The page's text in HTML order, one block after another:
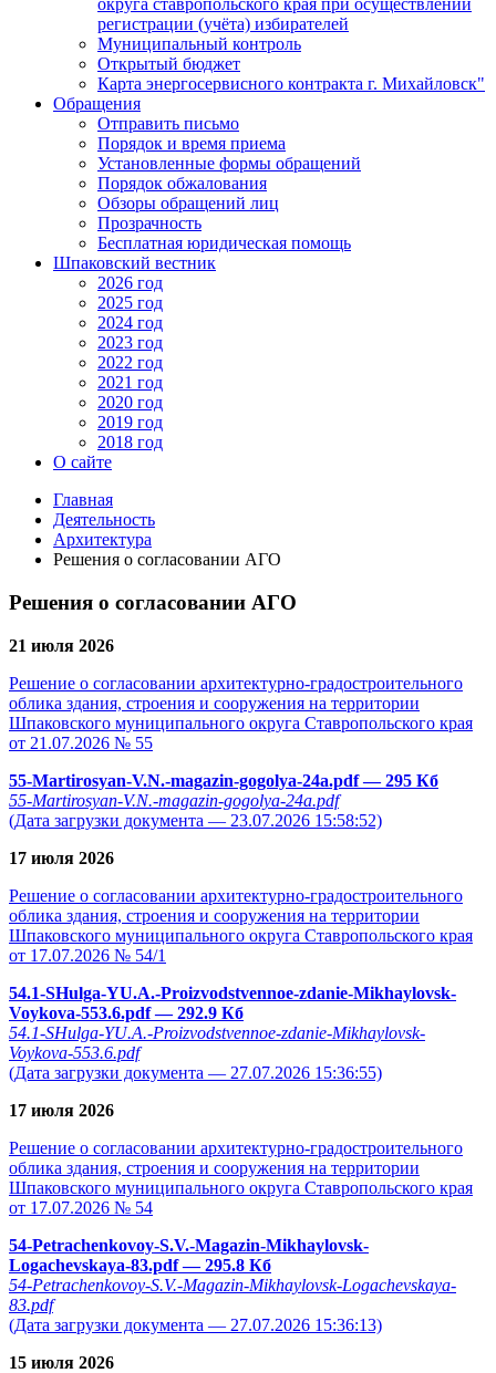
округа ставропольского края при осуществлении
регистрации (учёта) избирателей
Муниципальный контроль
Открытый бюджет
Карта энергосервисного контракта г. Михайловск"
Обращения
Отправить письмо
Порядок и время приема
Установленные формы обращений
Порядок обжалования
Обзоры обращений лиц
Прозрачность
Бесплатная юридическая помощь
Шпаковский вестник
2026 год
2025 год
2024 год
2023 год
2022 год
2021 год
2020 год
2019 год
2018 год
О сайте
Главная
Деятельность
Архитектура
Решения о согласовании АГО
Решения о согласовании АГО
21 июля 2026
Решение о согласовании архитектурно-градостроительного
облика здания, строения и сооружения на территории
Шпаковского муниципального округа Ставропольского края
от 21.07.2026 № 55
55-Martirosyan-V.N.-magazin-gogolya-24a.pdf— 295 Кб
55-Martirosyan-V.N.-magazin-gogolya-24a.pdf
(Дата загрузки документа — 23.07.2026 15:58:52)
17 июля 2026
Решение о согласовании архитектурно-градостроительного
облика здания, строения и сооружения на территории
Шпаковского муниципального округа Ставропольского края
от 17.07.2026 № 54/1
54.1-SHulga-YU.A.-Proizvodstvennoe-zdanie-Mikhaylovsk-
Voykova-553.6.pdf— 292.9 Кб
54.1-SHulga-YU.A.-Proizvodstvennoe-zdanie-Mikhaylovsk-
Voykova-553.6.pdf
(Дата загрузки документа — 27.07.2026 15:36:55)
17 июля 2026
Решение о согласовании архитектурно-градостроительного
облика здания, строения и сооружения на территории
Шпаковского муниципального округа Ставропольского края
от 17.07.2026 № 54
54-Petrachenkovoy-S.V.-Magazin-Mikhaylovsk-
Logachevskaya-83.pdf— 295.8 Кб
54-Petrachenkovoy-S.V.-Magazin-Mikhaylovsk-Logachevskaya-
83.pdf
(Дата загрузки документа — 27.07.2026 15:36:13)
15 июля 2026